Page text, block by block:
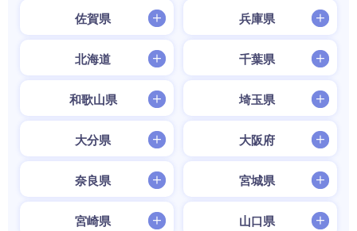
佐賀県 兵庫県
北海道 千葉県
和歌山県 埼玉県
大分県 大阪府
奈良県 宮城県
宮崎県 山口県